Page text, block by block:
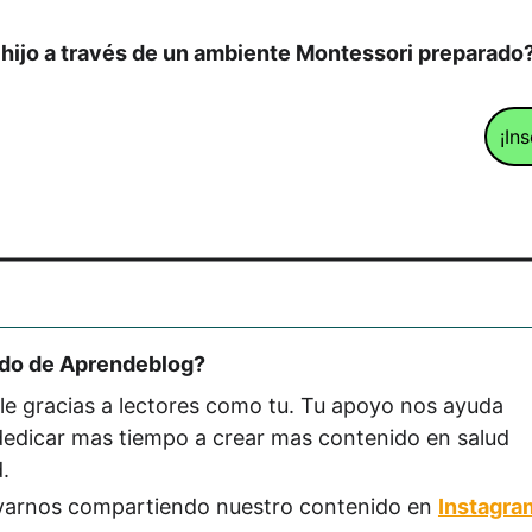
a través de un ambiente Montessori
de Aprendeblog?
gracias a lectores como tu. Tu apoyo nos ayuda
mas tiempo a crear mas contenido en salud
compartiendo nuestro contenido en